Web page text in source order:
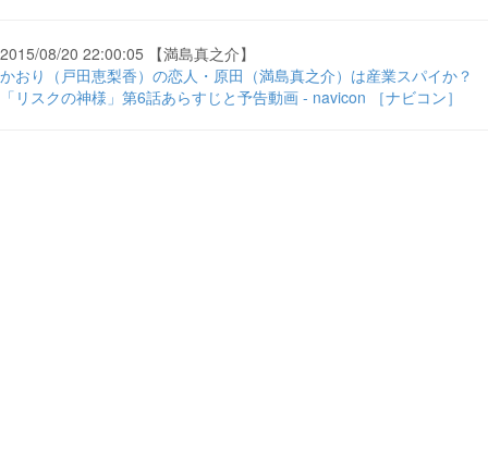
2015/08/20 22:00:05 【満島真之介】
かおり（戸田恵梨香）の恋人・原田（満島真之介）は産業スパイか？
「リスクの神様」第6話あらすじと予告動画 - navicon ［ナビコン］